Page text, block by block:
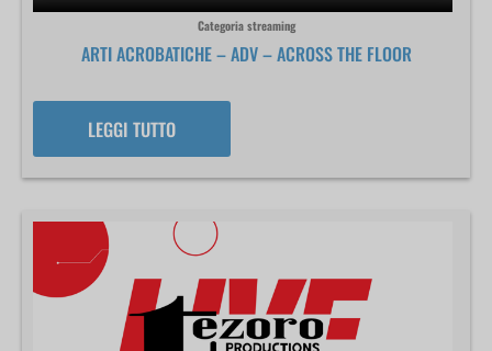
Categoria streaming
ARTI ACROBATICHE – ADV – ACROSS THE FLOOR
LEGGI TUTTO